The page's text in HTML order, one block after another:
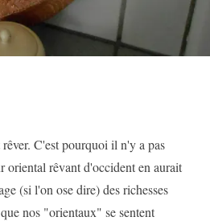
C'est pourquoi il n'y a pas
oriental rêvant d'occident en aurait
(si l'on ose dire) des richesses
nos "orientaux" se sentent